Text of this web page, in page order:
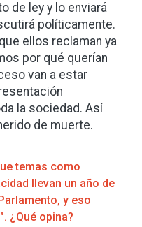
de ley y lo enviará
políticamente.
ellos reclaman ya
por qué querían
van a estar
la sociedad. Así
de muerte.
temas como
llevan un año de
y eso
¿Qué opina?